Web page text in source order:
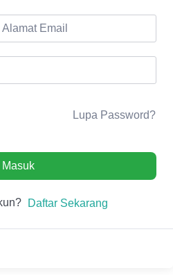
Lupa Password?
Masuk
Daftar Sekarang